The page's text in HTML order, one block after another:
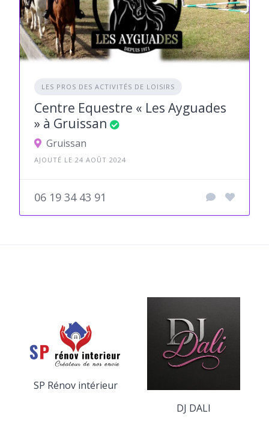
LES PROS DES ACTIVITÉS DE LOISIRS
Centre Equestre « Les Ayguades
» à Gruissan
Gruissan
AJOUTÉ LE 24 AOÛT 2024
06 19 34 43 91
SP Rénov intérieur
DJ DALI